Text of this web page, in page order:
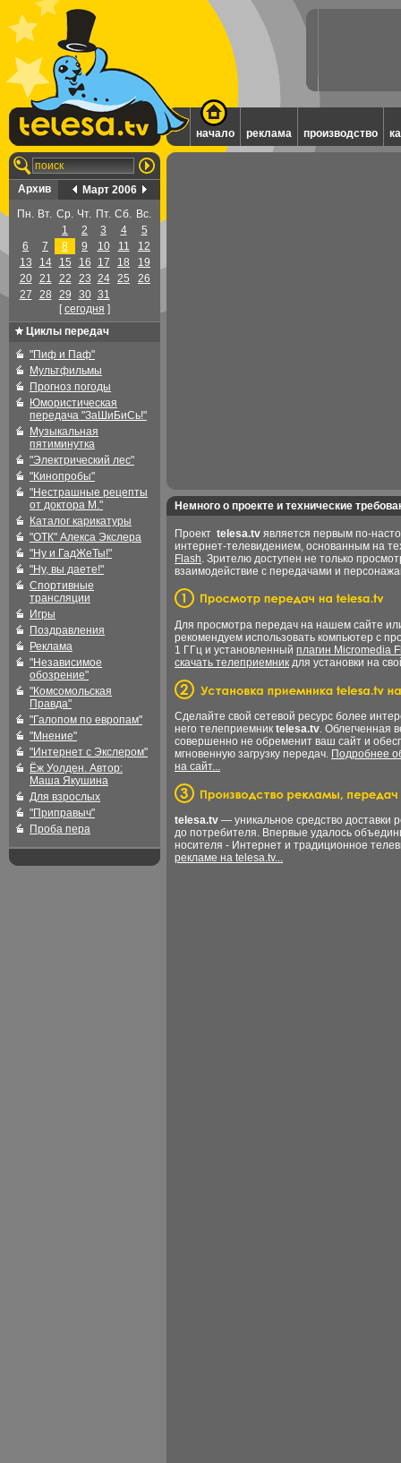
начало реклама производство
Архив
Март 2006
Пн. Вт. Ср. Чт. Пт. Сб. Вс.
1
2 3 4
5
6
7 8 9 10 11
12
13
14 15 16 17 18
19
20
21 22 23 24 25
26
27
28 29 30 31
[cегодня ]
Циклы передач
"Пиф и Паф"
Мультфильмы
Прогноз погоды
Юмористическая
передача "ЗаШиБиСь!"
Музыкальная
пятиминутка
"Электрический лес"
"Кинопробы"
"Нестрашные рецепты
от доктора М."
Каталог карикатуры
"ОТК" Алекса Экслера
"Ну и ГадЖеТы!"
"Ну, вы даете!"
Спортивные
трансляции
Игры
Поздравления
Реклама
"Независимое
обозрение"
"Комсомольская
Правда"
"Галопом по европам"
"Мнение"
"Интернет с Экслером"
Ёж Уолден. Автор:
Маша Якушина
Для взрослых
"Приправыч"
Проба пера
Немного о проекте и технические
Проект telesa.tv является первым по-
интернет-телевидением, основанным на
Flash. Зрителю доступен не только
взаимодействие с передачами и
Для просмотра передач на нашем сайте
рекомендуем использовать компьютер с
1 ГГц и установленный плагин Micromedia
скачать телеприемник для установки на
Сделайте свой сетевой ресурс более
него телеприемник telesa.tv. Облегченная
совершенно не обременит ваш сайт и
мгновенную загрузку передач. Подробнее
на сайт...
telesa.tv — уникальное средство доставки
до потребителя. Впервые удалось
носителя - Интернет и традиционное
рекламе на telesa.tv...